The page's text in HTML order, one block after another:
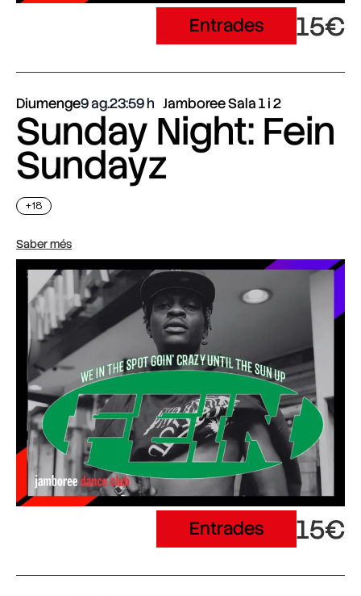
Entrades 15€
Diumenge9 ag.23:59 Jamboree Sala 1 i 2
Sunday Night: Fein
Sundayz
+18
Saber més
Entrades 15€